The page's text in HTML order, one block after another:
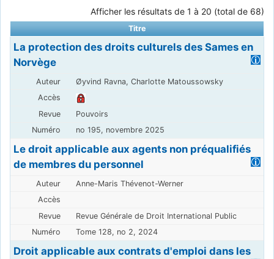
Afficher les résultats de 1 à 20 (total de 68)
Titre
La protection des droits culturels des Sames en
Norvège
Øyvind Ravna, Charlotte Matoussowsky
Pouvoirs
no 195, novembre 2025
Le droit applicable aux agents non préqualifiés
de membres du personnel
Anne-Maris Thévenot-Werner
Revue Générale de Droit International Public
Tome 128, no 2, 2024
Droit applicable aux contrats d'emploi dans les